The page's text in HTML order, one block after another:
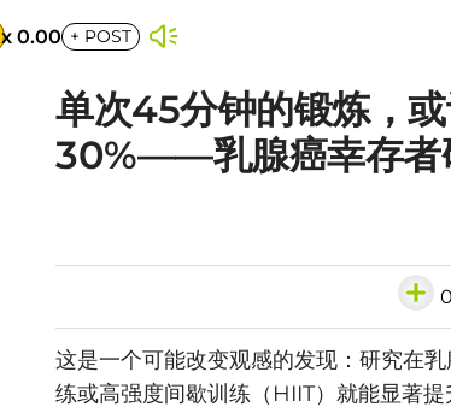
x 0.00 + POST
单次45分钟的锻炼，
30%——乳腺癌幸存者
0
这是一个可能改变观感的发现：研究在
练或高强度间歇训练（HIIT）就能显著